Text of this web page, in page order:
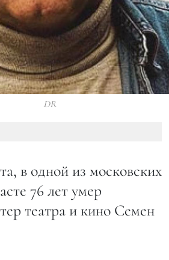
DR
в одной из московских
76 лет умер
театра и кино Семен